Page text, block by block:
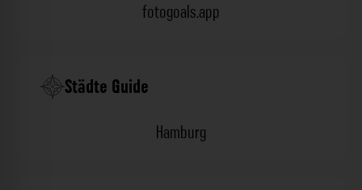
fotogoals.app
Städte Guide
Hamburg